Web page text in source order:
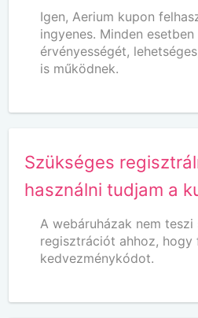
Igen, Aerium kupon
ingyenes. Minden
érvényességét,
is működnek.
Szükséges
használni tudjam a
A webáruházak nem teszi
regisztrációt ahhoz, hogy
kedvezménykódot.